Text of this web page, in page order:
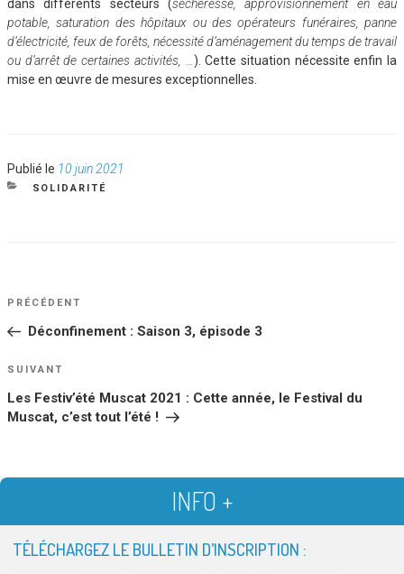
dans différents secteurs (sécheresse, approvisionnement en eau
potable, saturation des hôpitaux ou des opérateurs funéraires, panne
d’électricité, feux de forêts, nécessité d’aménagement du temps de travail
ou d’arrêt de certaines activités, … ). Cette situation nécessite enfin la
mise en œuvre de mesures exceptionnelles.
Publié le Publié
le
10 juin 2021
CATÉGORIES
SOLIDARITÉ
NAVIGATION
DE
Article
PRÉCÉDENT
Déconfinement : Saison 3, épisode 3
Article
SUIVANT
Les Festiv’été Muscat 2021 : Cette année, le Festival du
Muscat, c’est tout l’été !
INFO +
TÉLÉCHARGEZ LE BULLETIN D’INSCRIPTION :